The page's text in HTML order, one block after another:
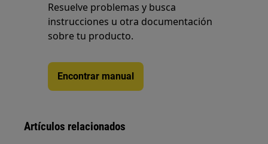
Resuelve problemas y busca
instrucciones u otra documentación
sobre tu producto.
Encontrar manual
Artículos relacionados